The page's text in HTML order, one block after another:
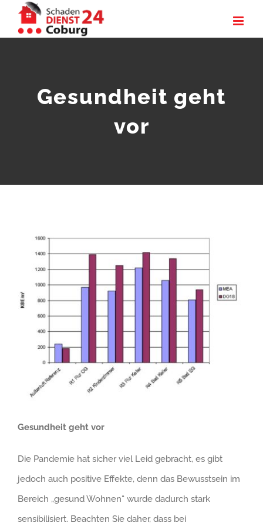
Inhalt
Gesundheit geht
vor
Gesundheit geht vor
Die Pandemie hat sicher viel Leid gebracht, es gibt
jedoch auch positive Effekte, denn das Bewusstsein im
Bereich „gesund Wohnen“ wurde dadurch stark
sensibilisiert. Beachten Sie daher, dass bei